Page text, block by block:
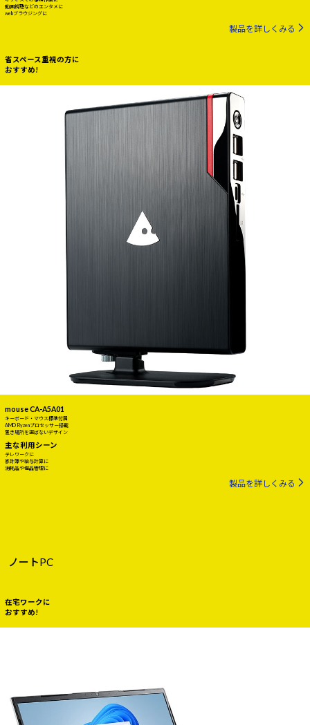
動画視聴などのエンタメに
webブラウジングに
製品を詳しくみる
省スペース重視の方に
おすすめ!
mouse CA-A5A01
キーボード・マウス標準付属
AMD Ryzenプロセッサー搭載
置き場所を選ばないデザイン
主な利用シーン
テレワークに
家計簿や給与計算に
消耗品や備品管理に
製品を詳しくみる
ノートPC
在宅ワークに
おすすめ!